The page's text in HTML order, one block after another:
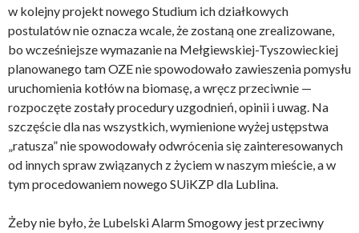
w kolejny projekt nowego Studium ich działkowych
postulatów nie oznacza wcale, że zostaną one zrealizowane,
bo wcześniejsze wymazanie na Mełgiewskiej-Tyszowieckiej
planowanego tam OZE nie spowodowało zawieszenia pomysłu
uruchomienia kotłów na biomasę, a wręcz przeciwnie —
rozpoczęte zostały procedury uzgodnień, opinii i uwag. Na
szczęście dla nas wszystkich, wymienione wyżej ustępstwa
„ratusza” nie spowodowały odwrócenia się zainteresowanych
od innych spraw związanych z życiem w naszym mieście, a w
tym procedowaniem nowego SUiKZP dla Lublina.
Żeby nie było, że Lubelski Alarm Smogowy jest przeciwny